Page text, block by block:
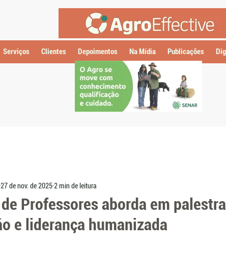
Serviços Clientes Depoimentos Na Mídia Publicações
Professores aborda em
e liderança humanizada
27 de nov. de 20252 min de leitura